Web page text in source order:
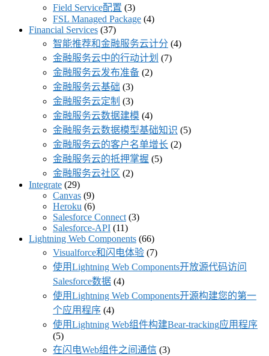
Field Service配置 (3)
FSL Managed Package (4)
Financial Services (37)
智能推荐和金融服务云计分 (4)
金融服务云中的行动计划 (7)
金融服务云发布准备 (2)
金融服务云基础 (3)
金融服务云定制 (3)
金融服务云数据建模 (4)
金融服务云数据模型基础知识 (5)
金融服务云的客户名单增长 (2)
金融服务云的抵押掌握 (5)
金融服务云社区 (2)
Integrate (29)
Canvas (9)
Heroku (6)
Salesforce Connect (3)
Salesforce-API (11)
Lightning Web Components (66)
Visualforce和闪电体验 (7)
使用Lightning Web Components开放源代码访问
Salesforce数据 (4)
使用Lightning Web Components开源构建您的第一
个应用程序 (4)
使用Lightning Web组件构建Bear-tracking应用程序
(5)
在闪电Web组件之间通信 (3)